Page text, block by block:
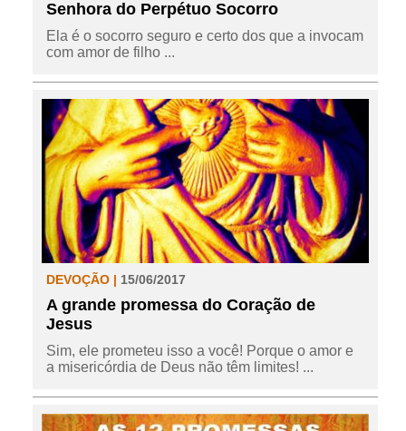
Senhora do Perpétuo Socorro
Ela é o socorro seguro e certo dos que a invocam
com amor de filho ...
DEVOÇÃO | 15/06/2017
A grande promessa do Coração de
Jesus
Sim, ele prometeu isso a você! Porque o amor e
a misericórdia de Deus não têm limites! ...